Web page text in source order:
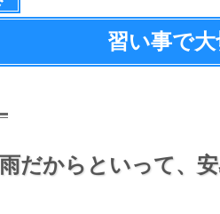
習い事で
雨だからといって、